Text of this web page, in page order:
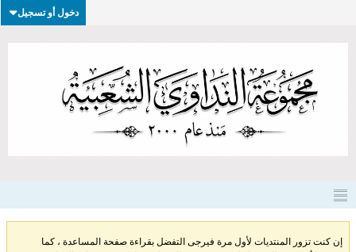
دخول أو تسجيل
إن كنت تزور المنتديات لأول مرة فيرجى التفضل بقراءة صفحة المساعدة ، كما